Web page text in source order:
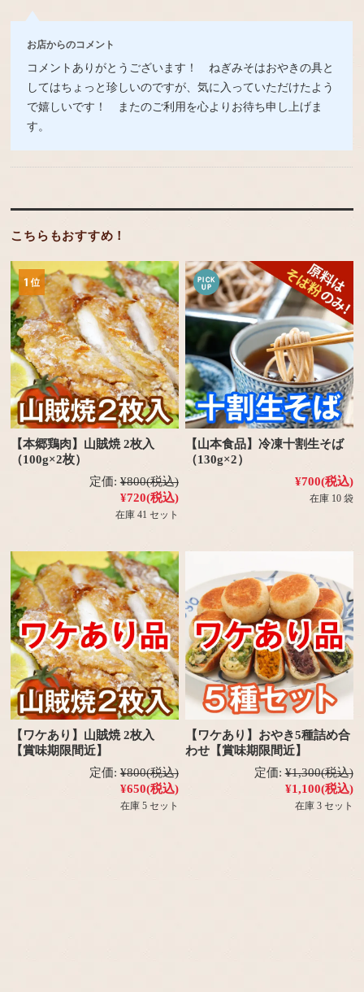
お店からのコメント
コメントありがとうございます！ ねぎみそはおやきの具と
してはちょっと珍しいのですが、気に入っていただけたよう
で嬉しいです！ またのご利用を心よりお待ち申し上げま
す。
こちらもおすすめ！
【本郷鶏肉】山賊焼 2枚入
（100g×2枚）
定価: ¥800(税込)
¥720(税込)
在庫 41 セット
【山本食品】冷凍十割生そば
（130g×2）
¥700(税込)
在庫 10 袋
【ワケあり】山賊焼 2枚入
【賞味期限間近】
定価: ¥800(税込)
¥650(税込)
在庫 5 セット
【ワケあり】おやき5種詰め合
わせ【賞味期限間近】
定価: ¥1,300(税込)
¥1,100(税込)
在庫 3 セット